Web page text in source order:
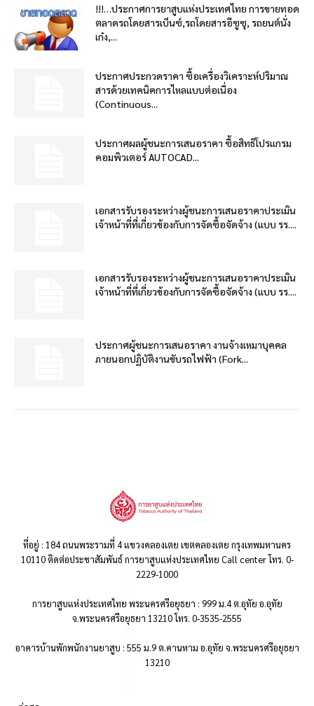
!!!…ประกาศการยาสูบแห่งประเทศไทย การขายทอด
ตลาดรถโดยสารเบ็นซ์,รถโดยสารอีซูซุ, รถยนต์นั่ง
เก๋ง,...
ประกาศประกวดราคา ซื้อเครื่องวิเคราะห์ปริมาณ
สารด้วยเทคนิคการไหลแบบต่อเนื่อง
(Continuous...
ประกาศผลผู้ชนะการเสนอราคา ซื้อสิทธิโปรแกรม
คอมพิวเตอร์ AUTOCAD...
เอกสารรับรองระหว่างผู้ชนะการเสนอราคาประเมิน
เจ้าหน้าที่ที่เกี่ยวข้องกับการจัดซื้อจัดจ้าง (แบบ รร....
เอกสารรับรองระหว่างผู้ชนะการเสนอราคาประเมิน
เจ้าหน้าที่ที่เกี่ยวข้องกับการจัดซื้อจัดจ้าง (แบบ รร....
ประกาศผู้ชนะการเสนอราคา งานจ้างเหมาบุคคล
ภายนอกปฏิบัติงานขับรถไฟฟ้า (Fork...
ที่อยู่ : 184 ถนนพระรามที่ 4 แขวงคลองเตย เขตคลองเตย กรุงเทพมหานคร
10110 ติดต่อประชาสัมพันธ์ การยาสูบแห่งประเทศไทย Call center โทร. 0-
2229-1000
การยาสูบแห่งประเทศไทย พระนครศรีอยุธยา : 999 ม.4 ต.อุทัย อ.อุทัย
จ.พระนครศรีอยุธยา 13210 โทร. 0-3535-2555
อาคารบ้านพักพนักงานยาสูบ : 555 ม.9 ต.คานหาม อ.อุทัย จ.พระนครศรีอยุธยา
13210